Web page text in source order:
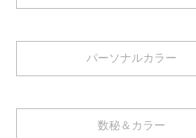
パーソナルカラー
数秘＆カラー